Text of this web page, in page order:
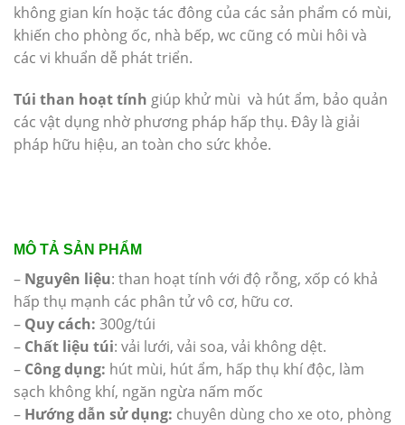
không gian kín hoặc tác đông của các sản phẩm có mùi,
khiến cho phòng ốc, nhà bếp, wc cũng có mùi hôi và
các vi khuẩn dễ phát triển.
Túi than hoạt tính giúp khử mùi và hút ẩm, bảo quản
các vật dụng nhờ phương pháp hấp thụ. Đây là giải
pháp hữu hiệu, an toàn cho sức khỏe.
MÔ TẢ SẢN PHẨM
– Nguyên liệu: than hoạt tính với độ rỗng, xốp có khả
hấp thụ mạnh các phân tử vô cơ, hữu cơ.
– Quy cách: 300g/túi
– Chất liệu túi: vải lưới, vải soa, vải không dệt.
– Công dụng: hút mùi, hút ẩm, hấp thụ khí độc, làm
sạch không khí, ngăn ngừa nấm mốc
– Hướng dẫn sử dụng: chuyên dùng cho xe oto, phòng